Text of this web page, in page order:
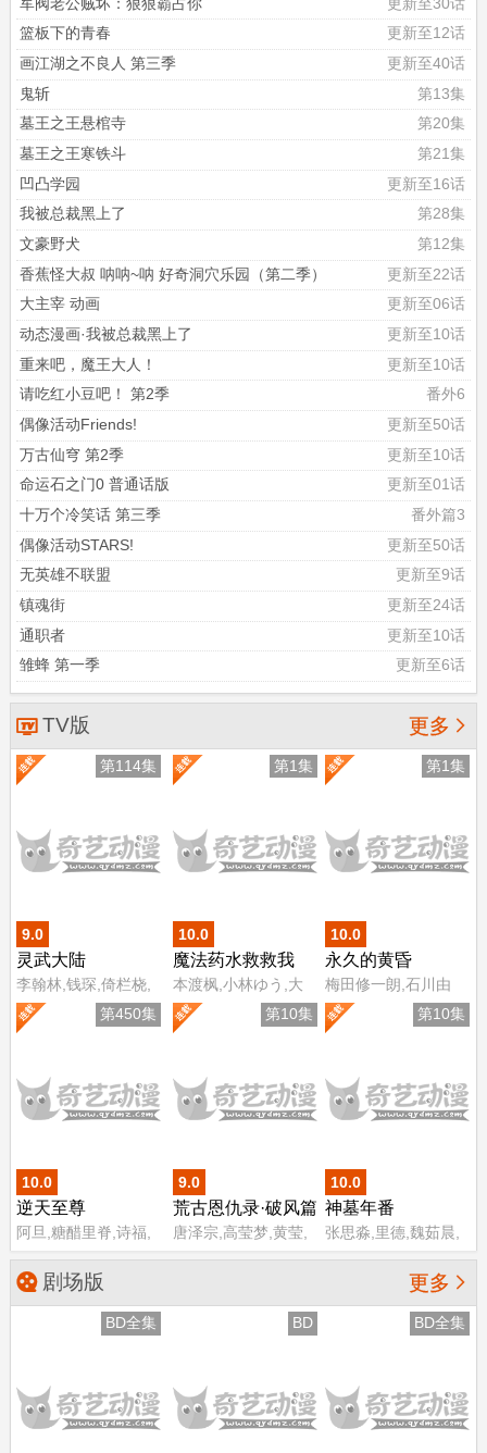
篮板下的青春
更新至12话
画江湖之不良人 第三季
更新至40话
鬼斩
第13集
墓王之王悬棺寺
第20集
墓王之王寒铁斗
第21集
凹凸学园
更新至16话
我被总裁黑上了
第28集
文豪野犬
第12集
香蕉怪大叔 呐呐~呐 好奇洞穴乐园（第二季）
更新至22话
大主宰 动画
更新至06话
动态漫画·我被总裁黑上了
更新至10话
重来吧，魔王大人！
更新至10话
请吃红小豆吧！ 第2季
番外6
偶像活动Friends!
更新至50话
万古仙穹 第2季
更新至10话
命运石之门0 普通话版
更新至01话
十万个冷笑话 第三季
番外篇3
偶像活动STARS!
更新至50话
无英雄不联盟
更新至9话
镇魂街
更新至24话
通职者
更新至10话
雏蜂 第一季
更新至6话
 TV版 更多
9.0
第114集
灵武大陆
李翰林,钱琛,倚栏桡,
张恩泽,赵熠彤,小浣,
温溪,蔡娜
10.0
第1集
魔法药水救救我
本渡枫,小林ゆう,大
塚刚央,花井美春,森
山由梨佳
10.0
第1集
永久的黄昏
梅田修一朗,石川由
依,茅野爱衣,富田美
忧,泽城美雪,楠木灯,
小清水亚美,河濑茉
希,白石晴香,稻田彻,
10.0
第450集
逆天至尊
阿旦,糖醋里脊,诗福,
9.0
第10集
荒古恩仇录·破风篇
唐泽宗,高莹梦,黄莹,
王晶,杜栓,罗文驰,唐
钰,李潇,苏倩芸,谈维
昊,励达
10.0
第10集
神墓年番
张思淼,里德,魏茹晨,
 剧场版 更多
BD全集 BD BD全集